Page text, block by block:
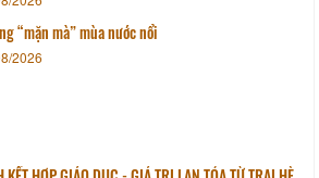
“mặn mà” mùa nước nổi
2026